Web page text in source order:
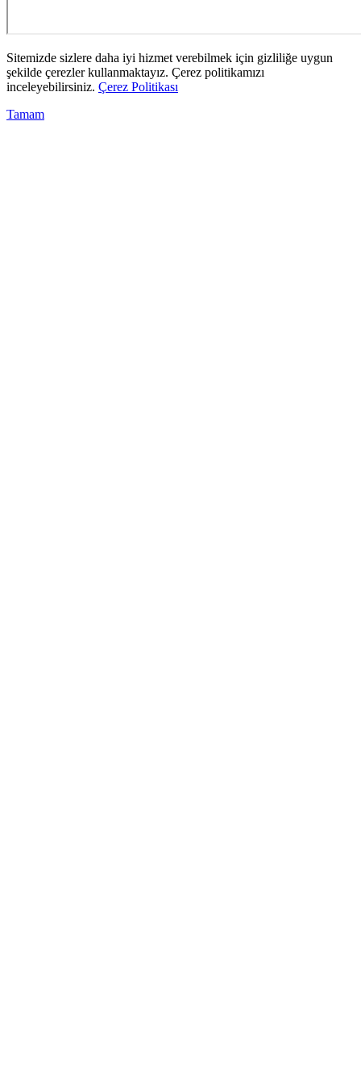
Sitemizde sizlere daha iyi hizmet verebilmek için gizliliğe uygun
şekilde çerezler kullanmaktayız. Çerez politikamızı
inceleyebilirsiniz. Çerez Politikası
Tamam